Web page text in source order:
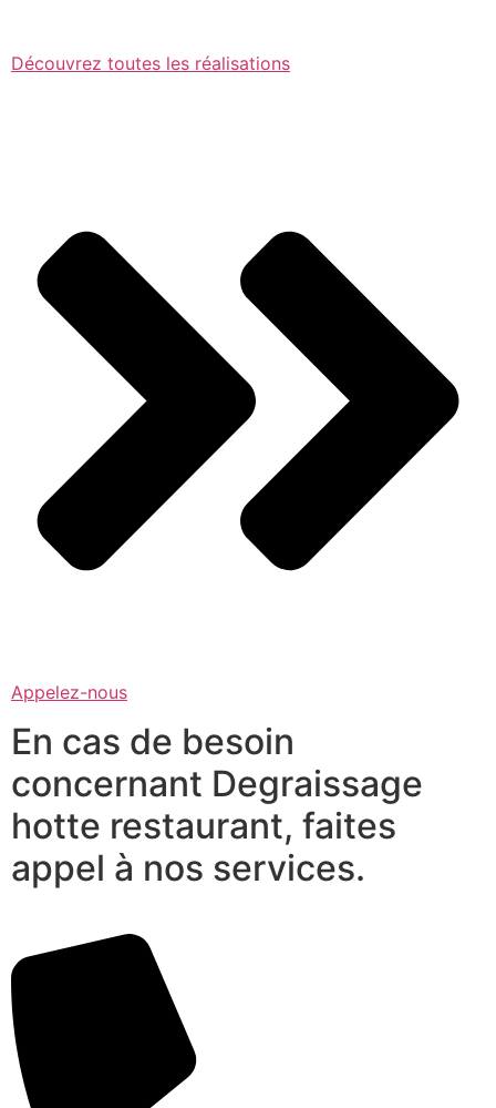
Découvrez toutes les réalisations
Appelez-nous
En cas de besoin
concernant Degraissage
hotte restaurant, faites
appel à nos services.